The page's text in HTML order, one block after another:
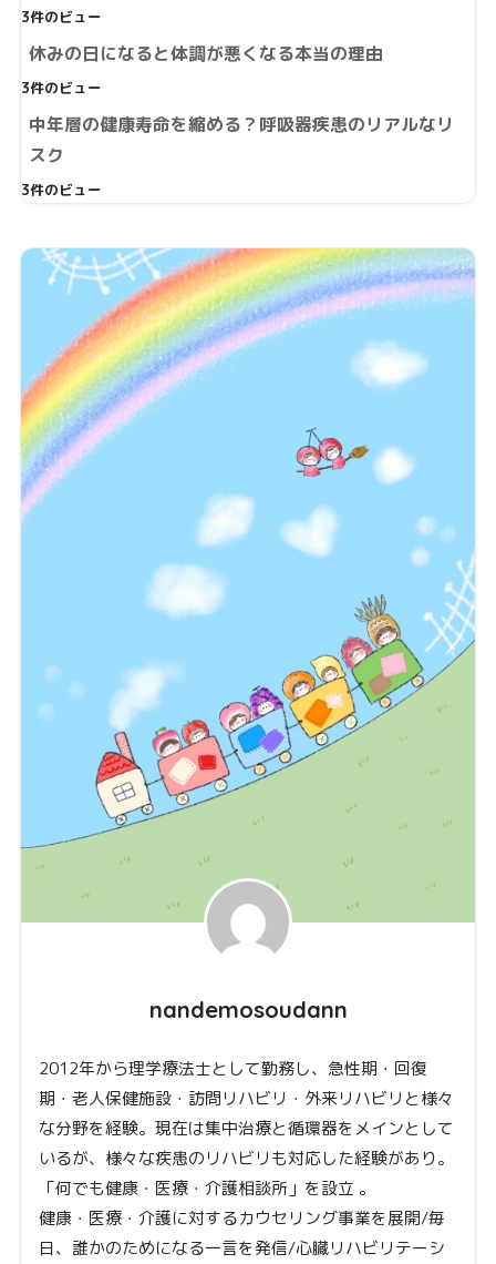
3件のビュー
休みの日になると体調が悪くなる本当の理由
3件のビュー
中年層の健康寿命を縮める？呼吸器疾患のリアルなリ
スク
3件のビュー
nandemosoudann
2012年から理学療法士として勤務し、急性期・回復
期・老人保健施設・訪問リハビリ・外来リハビリと様々
な分野を経験。現在は集中治療と循環器をメインとして
いるが、様々な疾患のリハビリも対応した経験があり。
「何でも健康・医療・介護相談所」を設立 。
健康・医療・介護に対するカウセリング事業を展開/毎
日、誰かのためになる一言を発信/心臓リハビリテーシ